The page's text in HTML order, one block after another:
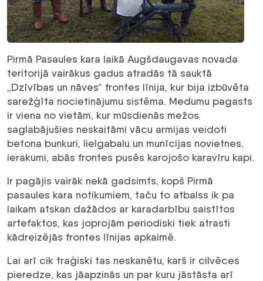
Pirmā Pasaules kara laikā Augšdaugavas novada
teritorijā vairākus gadus atradās tā sauktā
„Dzīvības un nāves“ frontes līnija, kur bija izbūvēta
sarežģīta nocietinājumu sistēma. Medumu pagasts
ir viena no vietām, kur mūsdienās mežos
saglabājušies neskaitāmi vācu armijas veidoti
betona bunkuri, lielgabalu un munīcijas novietnes,
ierakumi, abās frontes pusēs karojošo karavīru kapi.
Ir pagājis vairāk nekā gadsimts, kopš Pirmā
pasaules kara notikumiem, taču to atbalss ik pa
laikam atskan dažādos ar karadarbību saistītos
artefaktos, kas joprojām periodiski tiek atrasti
kādreizējās frontes līnijas apkaimē.
Lai arī cik traģiski tas neskanētu, karš ir cilvēces
pieredze, kas jāapzinās un par kuru jāstāsta arī